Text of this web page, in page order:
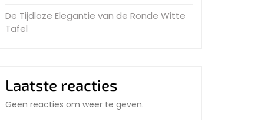
De Tijdloze Elegantie van de Ronde Witte
Tafel
Laatste reacties
Geen reacties om weer te geven.